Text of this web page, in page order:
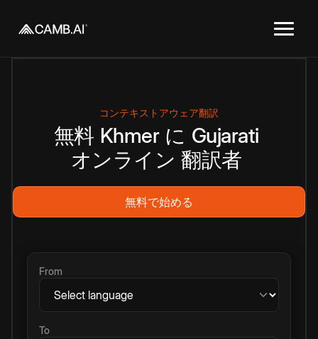
コンテキストアウェア翻訳
無料 Khmer に Gujarati
オンライン 翻訳者
無料で始める
From
To